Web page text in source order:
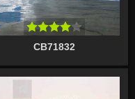
CB71832